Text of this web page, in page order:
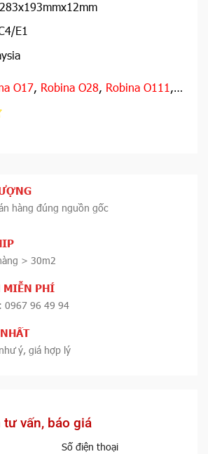
E1
O17, Robina O28, Robina O111,…
hàng đúng nguồn gốc
> 30m2
MIỄN PHÍ
0967 96 49 94
ý, giá hợp lý
vấn, báo giá
Số điện thoại